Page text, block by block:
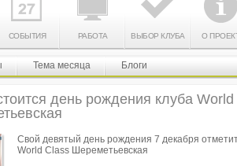
СОБЫТИЯ РАБОТА ВЫБОР КЛУБА О
Тема месяца Блоги
день рождения клуба World
Свой девятый день рождения 7 декабря
World Class Шереметьевская